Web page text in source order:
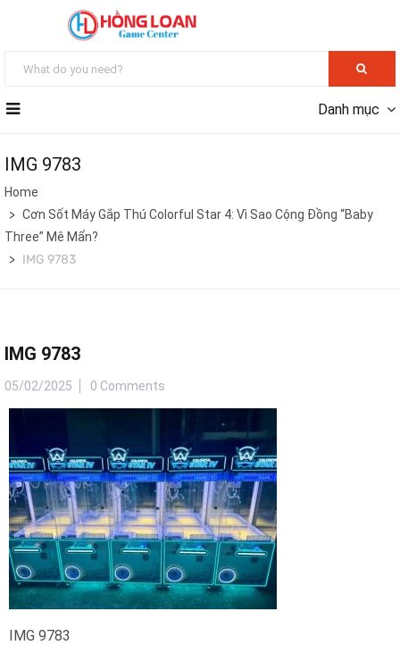
Danh mục
IMG 9783
Home
Cơn Sốt Máy Gắp Thú Colorful Star 4: Vì Sao Cộng Đồng “Baby
Three” Mê Mẩn?
IMG 9783
IMG 9783
05/02/2025 0 Comments
IMG 9783